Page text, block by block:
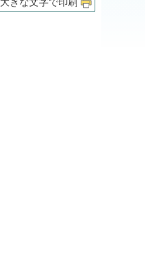
大きな文字で印刷